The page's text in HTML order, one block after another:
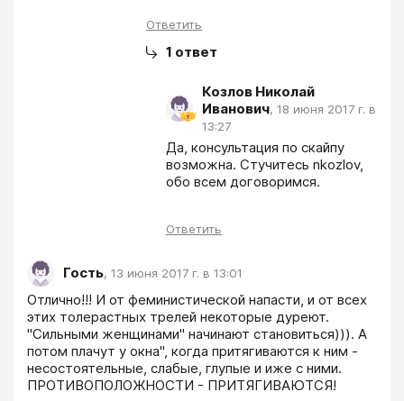
Ответить
1 ответ
Козлов Николай
Иванович, 18 июня 2017 г. в
13:27
Да, консультация по скайпу
возможна. Стучитесь nkozlov,
обо всем договоримся.
Ответить
Гость, 13 июня 2017 г. в 13:01
Отлично!!! И от феминистической напасти, и от всех
этих толерастных трелей некоторые дуреют.
"Сильными женщинами" начинают становиться))). А
потом плачут у окна", когда притягиваются к ним -
несостоятельные, слабые, глупые и иже с ними.
ПРОТИВОПОЛОЖНОСТИ - ПРИТЯГИВАЮТСЯ!